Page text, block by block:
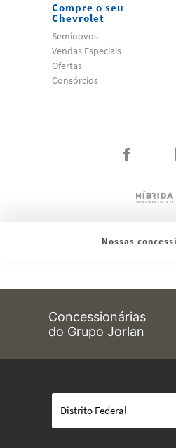
Compre o seu
Chevrolet
Seminovos
Vendas Especiais
Ofertas
Consórcios
Nossas
Concessionárias
do Grupo Jorlan